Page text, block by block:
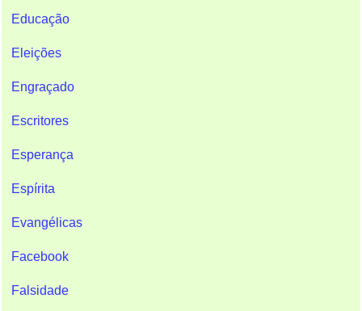
Educação
Eleições
Engraçado
Escritores
Esperança
Espírita
Evangélicas
Facebook
Falsidade